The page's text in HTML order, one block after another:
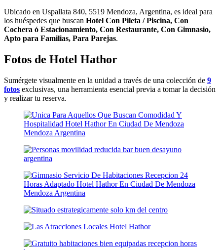
Ubicado en Uspallata 840, 5519 Mendoza, Argentina, es ideal para
los huéspedes que buscan Hotel Con Pileta / Piscina, Con
Cochera ó Estacionamiento, Con Restaurante, Con Gimnasio,
Apto para Familias, Para Parejas.
Fotos de Hotel Hathor
Sumérgete visualmente en la unidad a través de una colección de 9
fotos exclusivas, una herramienta esencial previa a tomar la decisión
y realizar tu reserva.